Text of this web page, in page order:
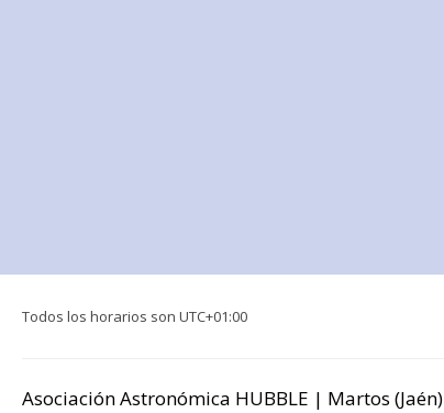
Todos los horarios son UTC+01:00
Asociación Astronómica HUBBLE | Martos (Jaén)